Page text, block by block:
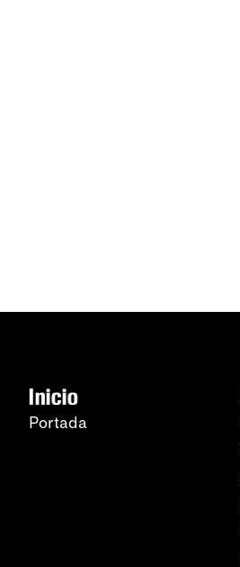
Inicio
Portada